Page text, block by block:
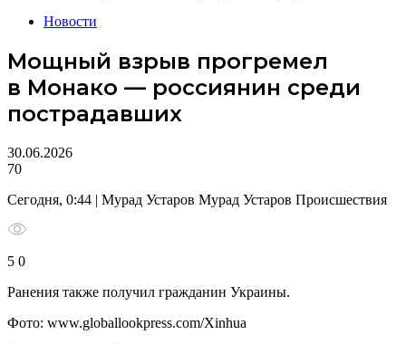
Новости
Мощный взрыв прогремел
в Монако — россиянин среди
пострадавших
30.06.2026
70
Сегодня, 0:44 | Мурад Устаров Мурад Устаров Происшествия
5 0
Ранения также получил гражданин Украины.
Фото: www.globallookpress.com/Xinhua